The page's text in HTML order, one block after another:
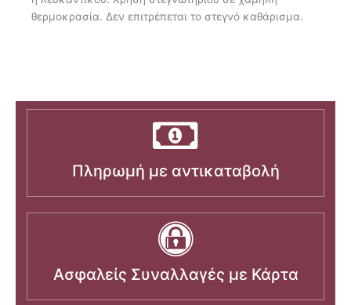
θερμοκρασία. Δεν επιτρέπεται το στεγνό καθάρισμα.
Πληρωμή με αντικαταβολή
Ασφαλείς Συναλλαγές με Κάρτα